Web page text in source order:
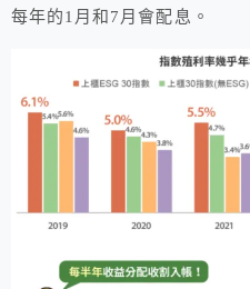
每年的1月和7月會配息。